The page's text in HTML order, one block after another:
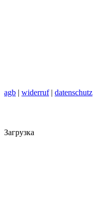
agb | widerruf| datenschutz
Загрузка